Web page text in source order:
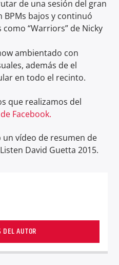
de una sesión del gran
BPMs bajos y continuó
“Warriors” de Nicky
ambientado con
además de el
en todo el recinto.
que realizamos del
Facebook.
vídeo de resumen de
David Guetta 2015.
DEL AUTOR